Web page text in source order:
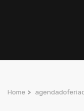
Home >